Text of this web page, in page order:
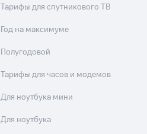
Тарифы для спутникового ТВ
Год на максимуме
Полугодовой
Тарифы для часов и модемов
Для ноутбука мини
Для ноутбука